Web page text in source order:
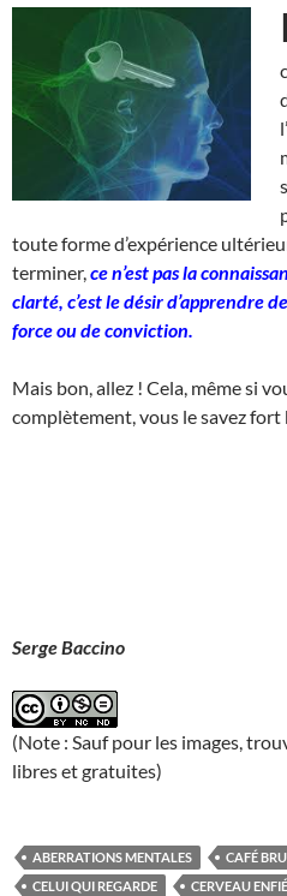
toute forme d’expérience
terminer, ce n’est pas la
clarté, c’est le désir d’apprendre
force ou de conviction.
Mais bon, allez ! Cela, même si
complètement, vous le savez fort
Serge Baccino
(Note : Sauf pour les images,
libres et gratuites)
ABERRATIONS MENTALES CAFÉ
CELUI QUI REGARDE
CERVEAU